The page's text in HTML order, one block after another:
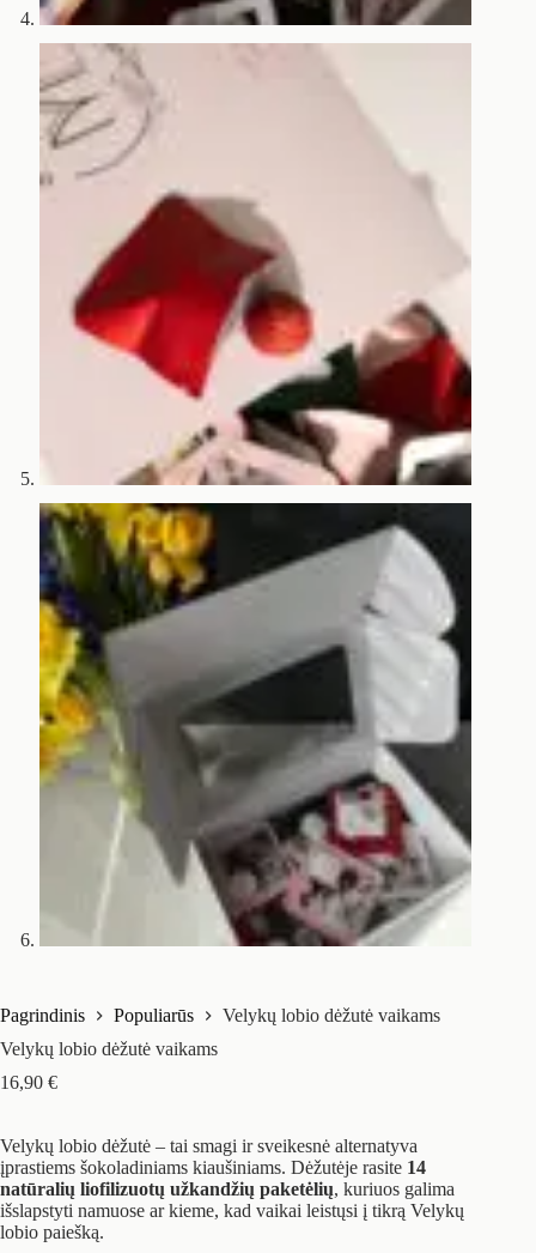
Pagrindinis Populiarūs
Velykų lobio dėžutė vaikams
Velykų lobio dėžutė vaikams
16,90 €
Velykų lobio dėžutė – tai smagi ir sveikesnė alternatyva
įprastiems šokoladiniams kiaušiniams. Dėžutėje rasite 14
natūralių liofilizuotų užkandžių paketėlių, kuriuos galima
išslapstyti namuose ar kieme, kad vaikai leistųsi į tikrą Velykų
lobio paiešką.